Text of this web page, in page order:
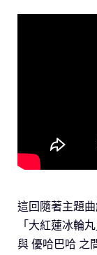
這回隨著主題
「大紅蓮冰輪
與 優哈巴哈 之